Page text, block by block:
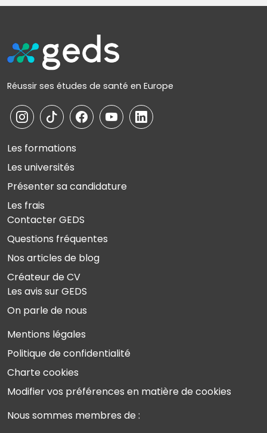
Réussir ses études de santé en Europe
Les formations
Les universités
Présenter sa candidature
Les frais
Contacter GEDS
Questions fréquentes
Nos articles de blog
Créateur de CV
Les avis sur GEDS
On parle de nous
Mentions légales
Politique de confidentialité
Charte cookies
Modifier vos préférences en matière de cookies
Nous sommes membres de :